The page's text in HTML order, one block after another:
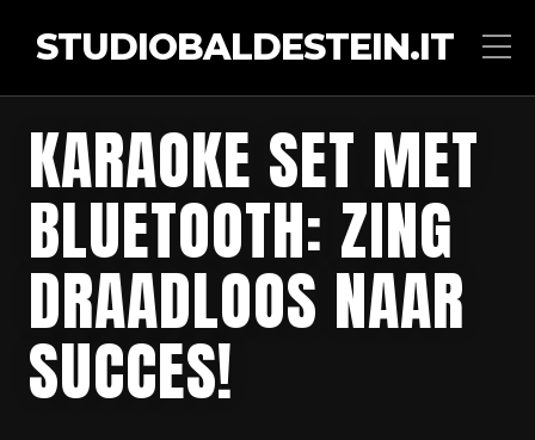
STUDIOBALDESTEIN.IT
KARAOKE SET MET
BLUETOOTH: ZING
DRAADLOOS NAAR
SUCCES!